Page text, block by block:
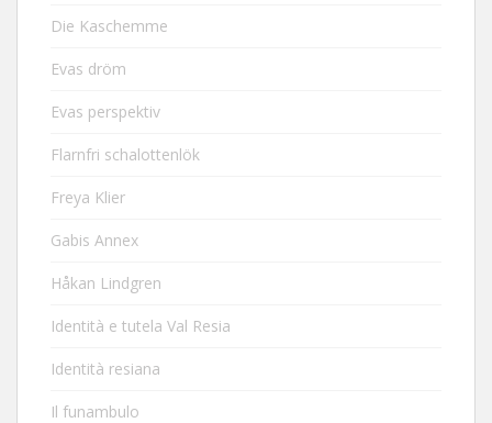
Die Kaschemme
Evas dröm
Evas perspektiv
Flarnfri schalottenlök
Freya Klier
Gabis Annex
Håkan Lindgren
Identità e tutela Val Resia
Identità resiana
Il funambulo